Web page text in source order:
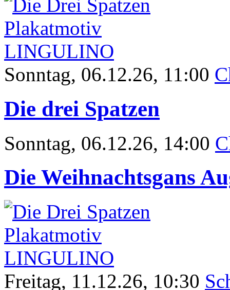
Sonntag, 06.12.26, 11:00
Die drei Spatzen
Sonntag, 06.12.26, 14:00
Die Weihnachtsgans
Freitag, 11.12.26, 10:30